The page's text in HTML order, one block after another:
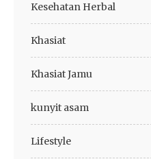
Kesehatan Herbal
Khasiat
Khasiat Jamu
kunyit asam
Lifestyle